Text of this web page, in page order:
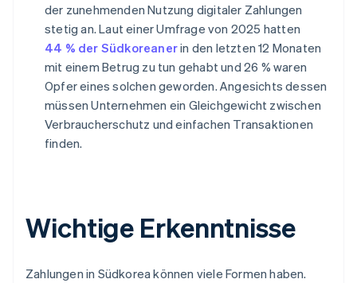
der zunehmenden Nutzung digitaler Zahlungen
stetig an. Laut einer Umfrage von 2025 hatten
44 % der Südkoreanerin den letzten 12 Monaten
mit einem Betrug zu tun gehabt und 26 % waren
Opfer eines solchen geworden. Angesichts dessen
müssen Unternehmen ein Gleichgewicht zwischen
Verbraucherschutz und einfachen Transaktionen
finden.
Wichtige Erkenntnisse
Zahlungen in Südkorea können viele Formen haben.